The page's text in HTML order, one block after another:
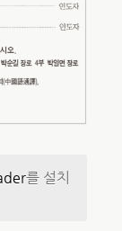
를 설치